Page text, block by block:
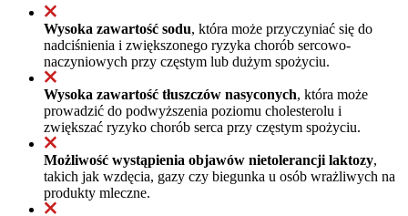
Wysoka zawartość sodu, która może przyczyniać się do
nadciśnienia i zwiększonego ryzyka chorób sercowo-
naczyniowych przy częstym lub dużym spożyciu.
Wysoka zawartość tłuszczów nasyconych, która może
prowadzić do podwyższenia poziomu cholesterolu i
zwiększać ryzyko chorób serca przy częstym spożyciu.
Możliwość wystąpienia objawów nietolerancji laktozy,
takich jak wzdęcia, gazy czy biegunka u osób wrażliwych na
produkty mleczne.